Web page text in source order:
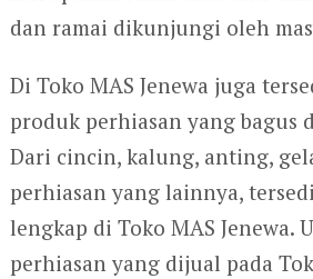
dan ramai dikunjungi oleh
Di Toko MAS Jenewa juga
produk perhiasan yang bagus
Dari cincin, kalung, anting,
perhiasan yang lainnya,
lengkap di Toko MAS Jenewa.
perhiasan yang dijual pada